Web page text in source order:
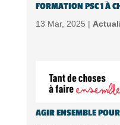
FORMATION PSC 1 À
13 Mar, 2025 |
AGIR ENSEMBLE